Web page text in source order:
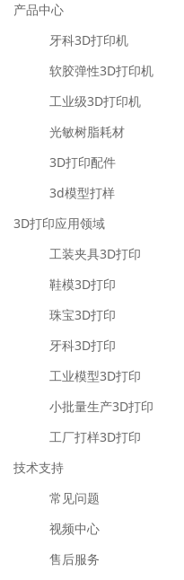
产品中心
牙科3D打印机
软胶弹性3D打印机
工业级3D打印机
光敏树脂耗材
3D打印配件
3d模型打样
3D打印应用领域
工装夹具3D打印
鞋模3D打印
珠宝3D打印
牙科3D打印
工业模型3D打印
小批量生产3D打印
工厂打样3D打印
技术支持
常见问题
视频中心
售后服务